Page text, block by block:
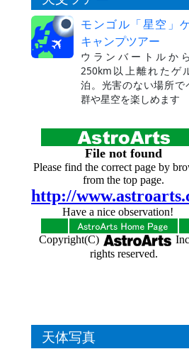
モンゴル「星空」
キャンプツアー
ウランバートルか
250km以上離れたゲ
泊。光害のない場所で
群や星空を楽しめます
天体写真